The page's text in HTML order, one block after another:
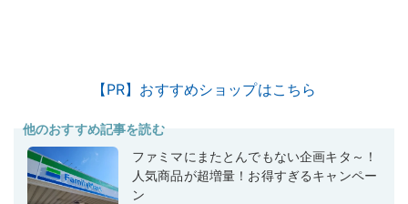
【PR】おすすめショップはこちら
他のおすすめ記事を読む
ファミマにまたとんでもない企画キタ～！
人気商品が超増量！お得すぎるキャンペー
ン